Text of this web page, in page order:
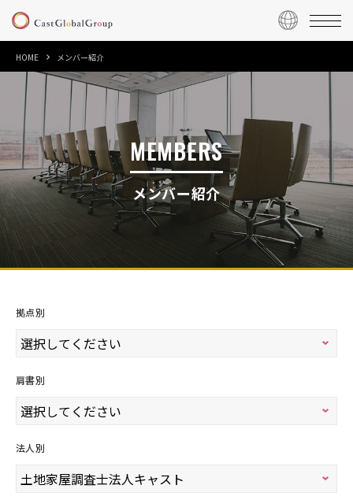
HOME メンバー紹介
MEMBERS
メンバー紹介
拠点別
肩書別
法人別